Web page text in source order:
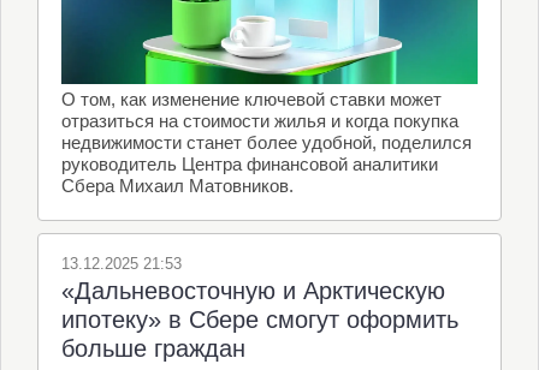
О том, как изменение ключевой ставки может
отразиться на стоимости жилья и когда покупка
недвижимости станет более удобной, поделился
руководитель Центра финансовой аналитики
Сбера Михаил Матовников.
13.12.2025 21:53
«Дальневосточную и Арктическую
ипотеку» в Сбере смогут оформить
больше граждан